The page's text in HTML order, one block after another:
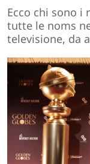
Ecco chi sono i
tutte le noms
televisione, da a